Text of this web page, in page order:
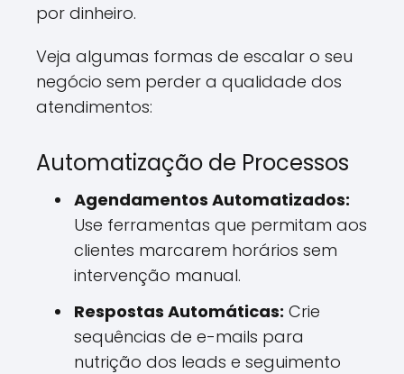
por dinheiro.
Veja algumas formas de escalar o seu
negócio sem perder a qualidade dos
atendimentos:
Automatização de Processos
Agendamentos Automatizados:
Use ferramentas que permitam aos
clientes marcarem horários sem
intervenção manual.
Respostas Automáticas: Crie
sequências de e-mails para
nutrição dos leads e seguimento